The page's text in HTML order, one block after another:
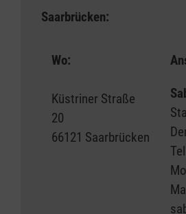
Unterstützung von
Hilfen bei Ihnen vor Ort.
Saarbrücken:
Wo:
Küstriner Straße
20
66121 Saarbrücken